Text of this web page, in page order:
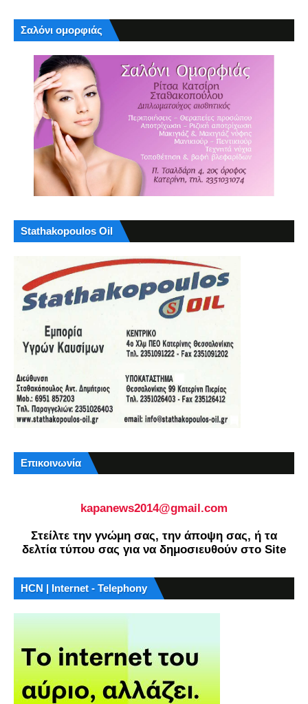
Σαλόνι ομορφιάς
Stathakopoulos Oil
Επικοινωνία
kapanews2014@gmail.com
Στείλτε την γνώμη σας, την άποψη σας, ή τα
δελτία τύπου σας για να δημοσιευθούν στο Site
HCN | Internet - Telephony